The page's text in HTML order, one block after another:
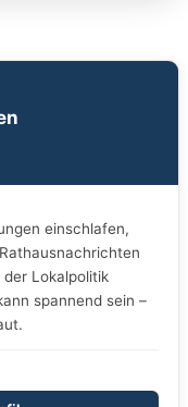
einschlafen,
Lokalpolitik
spannend sein –